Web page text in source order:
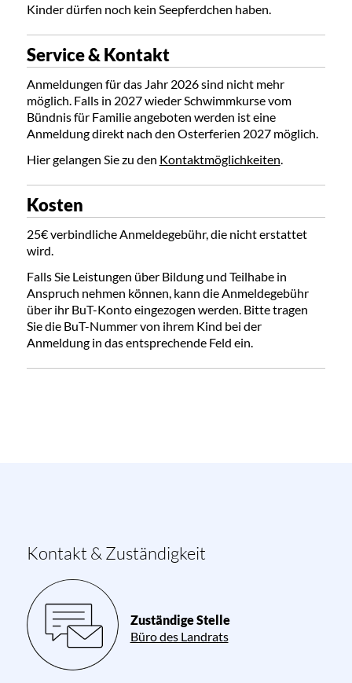
Kinder dürfen noch kein Seepferdchen haben.
Service & Kontakt
Anmeldungen für das Jahr 2026 sind nicht mehr
möglich. Falls in 2027 wieder Schwimmkurse vom
Bündnis für Familie angeboten werden ist eine
Anmeldung direkt nach den Osterferien 2027 möglich.
Hier gelangen Sie zu den Kontaktmöglichkeiten
Kosten
25€ verbindliche Anmeldegebühr, die nicht erstattet
wird.
Falls Sie Leistungen über Bildung und Teilhabe in
Anspruch nehmen können, kann die Anmeldegebühr
über ihr BuT-Konto eingezogen werden. Bitte tragen
Sie die BuT-Nummer von ihrem Kind bei der
Anmeldung in das entsprechende Feld ein.
Kontakt & Zuständigkeit
Zuständige Stelle
Büro des Landrats